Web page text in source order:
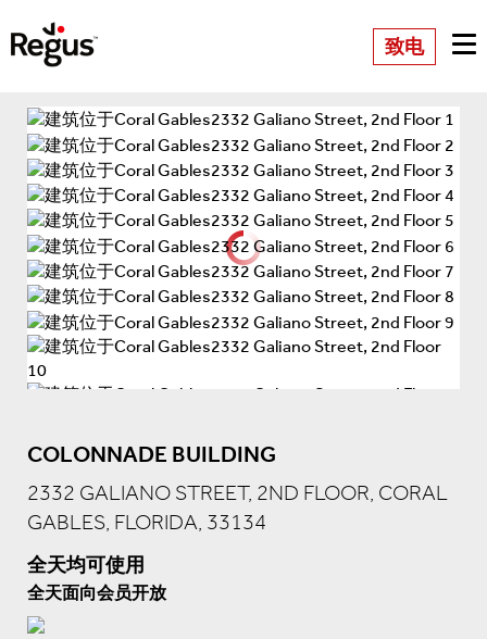
致电
COLONNADE BUILDING
2332 GALIANO STREET, 2ND FLOOR, CORAL
GABLES, FLORIDA, 33134
全天均可使用
全天面向会员开放